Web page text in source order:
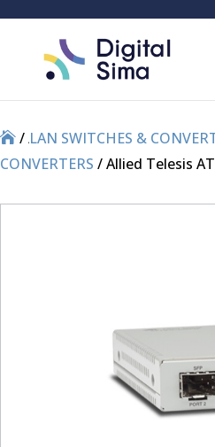
//LAN SWITCHES &
CONVERTERS / Allied Telesis